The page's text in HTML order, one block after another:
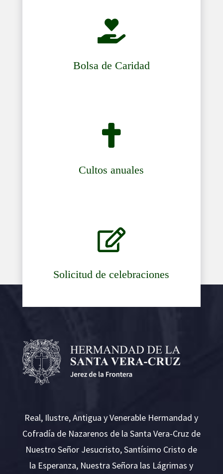

Bolsa de Caridad

Cultos anuales

Solicitud de celebraciones
Real, Ilustre, Antigua y Venerable Hermandad y
Cofradía de Nazarenos de la Santa Vera-Cruz de
Nuestro Señor Jesucristo, Santísimo Cristo de
la Esperanza, Nuestra Señora las Lágrimas y